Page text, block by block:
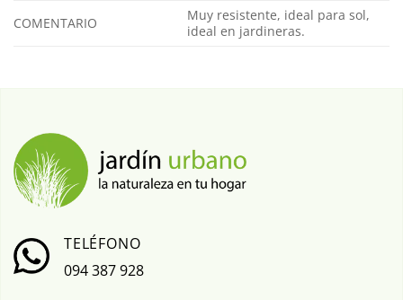
COMENTARIO
Muy resistente, ideal para sol,
ideal en jardineras.
TELÉFONO
094 387 928